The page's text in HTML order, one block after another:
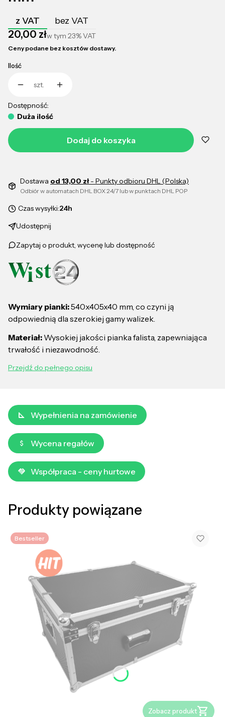
z VAT bez VAT
Cena
20,00 złw tym 23%VAT
Ceny podane bez kosztów dostawy.
Ilość
szt.
Dostępność:
Duża ilość
Dodaj do koszyka
Dostawa od 13,00 zł- Punkty odbioru DHL (Polska)
Odbiór w automatach DHL BOX 24/7 lub w punktach DHL POP
Czas wysyłki:24h
Udostępnij
Zapytaj o produkt, wycenę lub dostępność
Wymiary pianki:540x405x40 mm, co czyni ją
odpowiednią dla szerokiej gamy walizek.
Materiał: Wysokiej jakości pianka falista, zapewniająca
trwałość i niezawodność.
Przejdź do pełnego opisu
Wypełnienia na zamówienie
Wycena regałów
Współpraca - ceny hurtowe
Produkty powiązane
Bestseller
Zobacz produkt